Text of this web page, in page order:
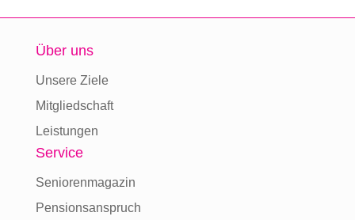
Über uns
Unsere Ziele
Mitgliedschaft
Leistungen
Service
Seniorenmagazin
Pensionsanspruch